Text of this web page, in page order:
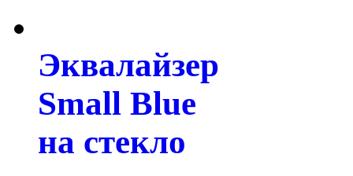
Эквалайзер
Small Blue
на стекло